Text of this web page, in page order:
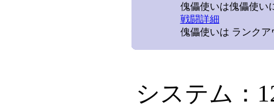
傀儡使いは傀儡使い
戦闘詳細
傀儡使いは ランク
システム：